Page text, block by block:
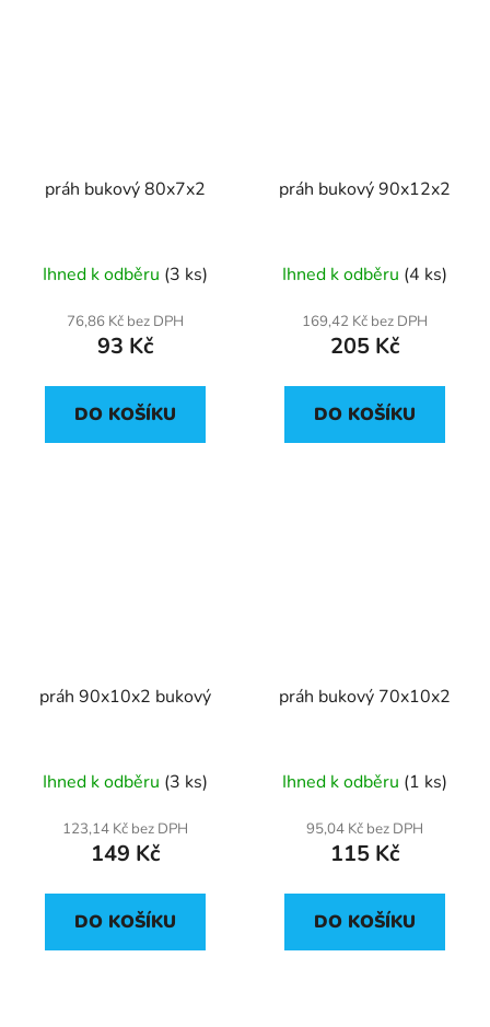
práh bukový 80x7x2
Ihned k odběru (3 ks)
76,86 Kč bez DPH
93 Kč
DO KOŠÍKU
práh bukový 90x12x2
Ihned k odběru (4 ks)
169,42 Kč bez DPH
205 Kč
DO KOŠÍKU
práh 90x10x2 bukový
Ihned k odběru (3 ks)
123,14 Kč bez DPH
149 Kč
DO KOŠÍKU
práh bukový 70x10x2
Ihned k odběru (1 ks)
95,04 Kč bez DPH
115 Kč
DO KOŠÍKU